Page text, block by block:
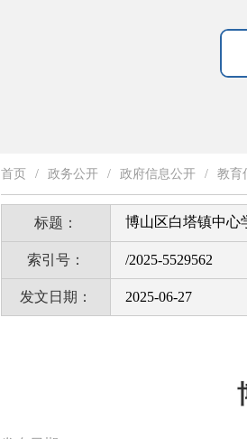
首页 / 政务公开 / 政府信息公开 / 教育
标题： 博山区白塔镇中心
索引号： /2025-5529562
发文日期： 2025-06-27